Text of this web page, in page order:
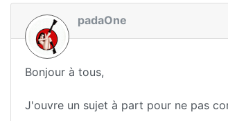
padaOne
Bonjour à tous,
J'ouvre un sujet à part pour ne pas